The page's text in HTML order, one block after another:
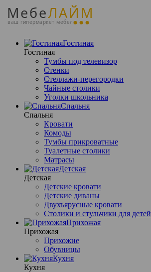
МебеЛАЙМ
ваш гипермаркет мебели
Гостиная
Гостиная
Тумбы под телевизор
Стенки
Стеллажи-перегородки
Чайные столики
Уголки школьника
Спальня
Спальня
Кровати
Комоды
Тумбы прикроватные
Туалетные столики
Матрасы
Детская
Детская
Детские кровати
Детские диваны
Двухъярусные кровати
Столики и стульчики для детей
Прихожая
Прихожая
Прихожие
Обувницы
Кухня
Кухня